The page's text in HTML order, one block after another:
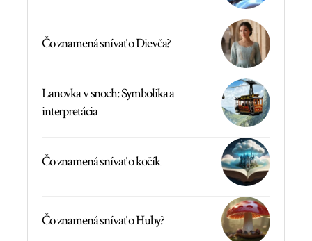
Čo znamená snívať o Dievča?
Lanovka v snoch: Symbolika a
interpretácia
Čo znamená snívať o kočík
Čo znamená snívať o Huby?